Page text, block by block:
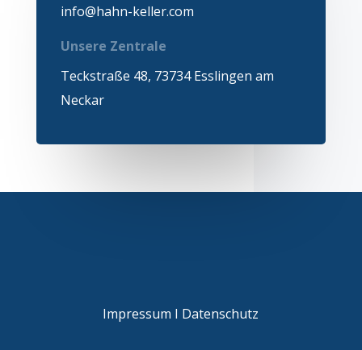
info@hahn-keller.com
Unsere Zentrale
Teckstraße 48, 73734 Esslingen am
Neckar
Impressum I Datenschutz